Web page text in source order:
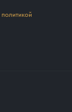
политикой